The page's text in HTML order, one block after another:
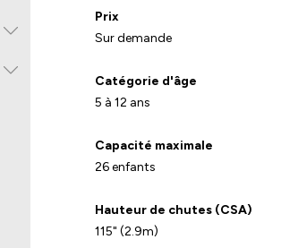
Prix
Sur demande
Catégorie d'âge
5 à 12 ans
Capacité maximale
26 enfants
Hauteur de chutes (CSA)
115" (2.9m)